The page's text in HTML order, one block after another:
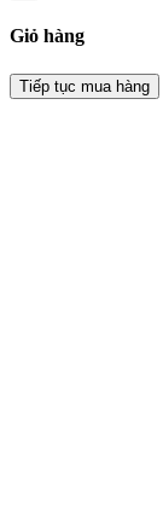
Giỏ hàng
Tiếp tục mua hàng